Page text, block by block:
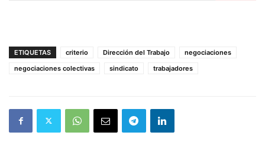
ETIQUETAS criterio Dirección del Trabajo
negociaciones
negociaciones colectivas
sindicato trabajadores